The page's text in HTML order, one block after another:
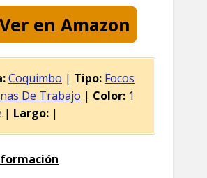
Ver en Amazon
Coquimbo | Tipo: Focos
De Trabajo | Color: 1
Largo: |